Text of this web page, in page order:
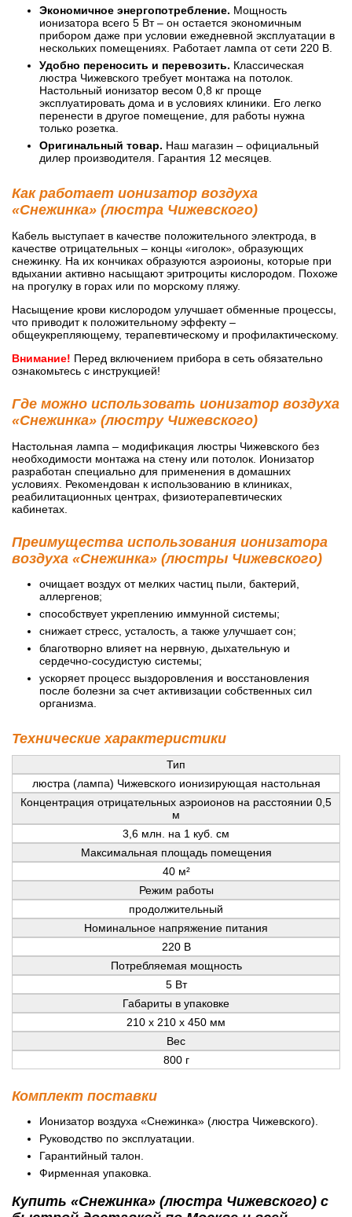
Экономичное энергопотребление. Мощность
ионизатора всего 5 Вт – он остается экономичным
прибором даже при условии ежедневной эксплуатации в
нескольких помещениях. Работает лампа от сети 220 В.
Удобно переносить и перевозить. Классическая
люстра Чижевского требует монтажа на потолок.
Настольный ионизатор весом 0,8 кг проще
эксплуатировать дома и в условиях клиники. Его легко
перенести в другое помещение, для работы нужна
только розетка.
Оригинальный товар. Наш магазин – официальный
дилер производителя. Гарантия 12 месяцев.
Как работает ионизатор воздуха
«Снежинка» (люстра Чижевского)
Кабель выступает в качестве положительного электрода, в
качестве отрицательных – концы «иголок», образующих
снежинку. На их кончиках образуются аэроионы, которые при
вдыхании активно насыщают эритроциты кислородом. Похоже
на прогулку в горах или по морскому пляжу.
Насыщение крови кислородом улучшает обменные процессы,
что приводит к положительному эффекту –
общеукрепляющему, терапевтическому и профилактическому.
Внимание! Перед включением прибора в сеть обязательно
ознакомьтесь с инструкцией!
Где можно использовать ионизатор воздуха
«Снежинка» (люстру Чижевского)
Настольная лампа – модификация люстры Чижевского без
необходимости монтажа на стену или потолок. Ионизатор
разработан специально для применения в домашних
условиях. Рекомендован к использованию в клиниках,
реабилитационных центрах, физиотерапевтических
кабинетах.
Преимущества использования ионизатора
воздуха «Снежинка» (люстры Чижевского)
очищает воздух от мелких частиц пыли, бактерий,
аллергенов;
способствует укреплению иммунной системы;
снижает стресс, усталость, а также улучшает сон;
благотворно влияет на нервную, дыхательную и
сердечно-сосудистую системы;
ускоряет процесс выздоровления и восстановления
после болезни за счет активизации собственных сил
организма.
Технические характеристики
Тип
люстра (лампа) Чижевского ионизирующая настольная
Концентрация отрицательных аэроионов на расстоянии 0,5
м
3,6 млн. на 1 куб. см
Максимальная площадь помещения
40 м²
Режим работы
продолжительный
Номинальное напряжение питания
220 В
Потребляемая мощность
5 Вт
Габариты в упаковке
210 х 210 х 450 мм
Вес
800 г
Комплект поставки
Ионизатор воздуха «Снежинка» (люстра Чижевского).
Руководство по эксплуатации.
Гарантийный талон.
Фирменная упаковка.
Купить «Снежинка» (люстра Чижевского) с